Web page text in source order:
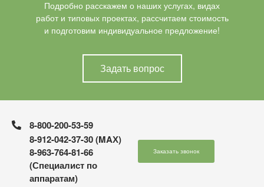
Подробно расскажем о наших услугах, видах
работ и типовых проектах, рассчитаем стоимость
и подготовим индивидуальное предложение!
Задать вопрос
8-800-200-53-59
8-912-042-37-30 (MAХ)
8-963-764-81-66
(Специалист по
аппаратам)
Заказать звонок